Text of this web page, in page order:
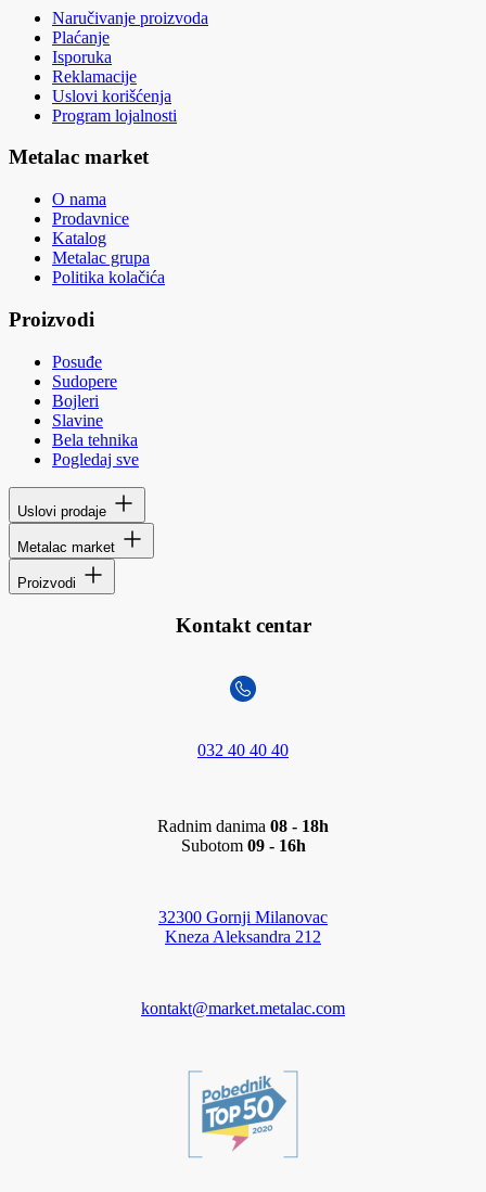
Naručivanje proizvoda
Plaćanje
Isporuka
Reklamacije
Uslovi korišćenja
Program lojalnosti
Metalac market
O nama
Prodavnice
Katalog
Metalac grupa
Politika kolačića
Proizvodi
Posuđe
Sudopere
Bojleri
Slavine
Bela tehnika
Pogledaj sve
Uslovi prodaje
Metalac market
Proizvodi
Kontakt centar
032 40 40 40
Radnim danima 08 - 18h
Subotom 09 - 16h
32300 Gornji Milanovac
Kneza Aleksandra 212
kontakt@market.metalac.com